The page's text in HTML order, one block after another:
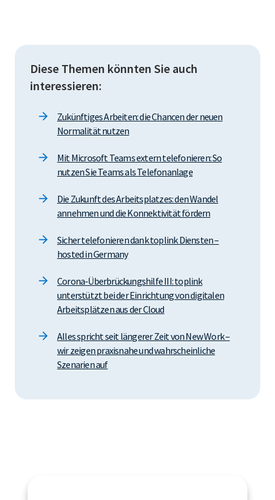
Diese Themen könnten Sie auch
interessieren:
Zukünftiges Arbeiten: die Chancen der neuen
Normalität nutzen
Mit Microsoft Teams extern telefonieren: So
nutzen Sie Teams als Telefonanlage
Die Zukunft des Arbeitsplatzes: den Wandel
annehmen und die Konnektivität fördern
Sicher telefonieren dank toplink Diensten –
hosted in Germany
Corona-Überbrückungshilfe III: toplink
unterstützt bei der Einrichtung von digitalen
Arbeitsplätzen aus der Cloud
Alles spricht seit längerer Zeit von New Work –
wir zeigen praxisnahe und wahrscheinliche
Szenarien auf